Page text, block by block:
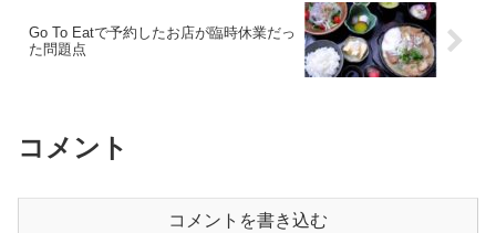
Go To Eatで予約したお店が臨時休業だっ
た問題点
コメント
コメントを書き込む